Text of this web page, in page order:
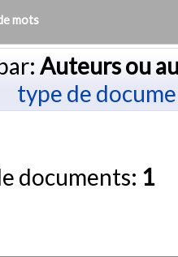
mots
Auteurs ou
type de
documents: 1